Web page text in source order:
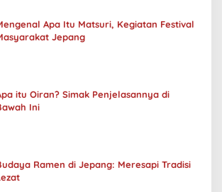
Apa Itu Matsuri, Kegiatan Festival
Jepang
itu Oiran? Simak Penjelasannya di
Ini
Ramen di Jepang: Meresapi Tradisi